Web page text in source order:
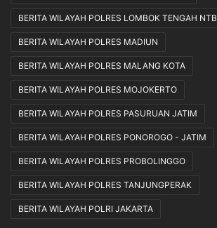
BERITA WILAYAH POLRES LOMBOK TENGAH NTB
BERITA WILAYAH POLRES MADIUN
BERITA WILAYAH POLRES MALANG KOTA
BERITA WILAYAH POLRES MOJOKERTO
BERITA WILAYAH POLRES PASURUAN JATIM
BERITA WILAYAH POLRES PONOROGO - JATIM
BERITA WILAYAH POLRES PROBOLINGGO
BERITA WILAYAH POLRES TANJUNGPERAK
BERITA WILAYAH POLRI JAKARTA